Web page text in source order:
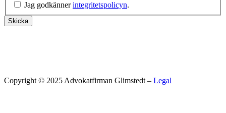
Jag godkännerintegritetspolicyn.
Skicka
Copyright © 2025 Advokatfirman Glimstedt – Legal